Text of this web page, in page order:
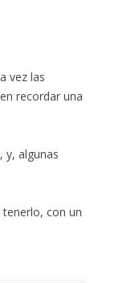
vez las
recordar una
y, algunas
con un